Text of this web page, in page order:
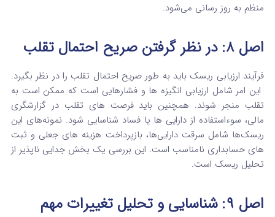
منظم به‌ روز رسانی می‌شود.
اصل ۸: در نظر گرفتن صریح احتمال تقلب
فرآیند ارزیابی ریسک باید به طور صریح احتمال تقلب را در نظر بگیرد.
این امر شامل ارزیابی انگیزه‌ ها و فشارهایی است که ممکن است به
تقلب منجر شوند. همچنین باید فرصت‌ های تقلب در گزارشگری
مالی، سوءاستفاده از دارایی‌ ها یا فساد شناسایی شود. نمونه‌های این
ریسک‌ها شامل سرقت دارایی‌ها، بازپرداخت هزینه‌ های جعلی و ثبت‌
های حسابداری نامناسب است. این بررسی یک بخش جدایی‌ ناپذیر از
تحلیل ریسک است.
اصل ۹: شناسایی و تحلیل تغییرات مهم